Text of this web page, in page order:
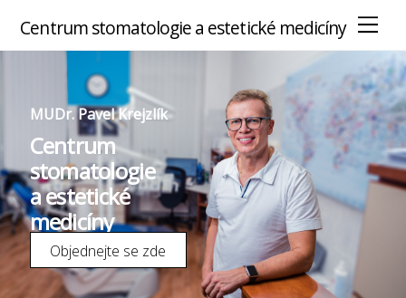
M
e
n
u
Centrum stomatologie a estetické medicíny
MUDr. Pavel Krejzlík
Centrum
stomatologie
a estetické
medicíny
Objednejte se zde